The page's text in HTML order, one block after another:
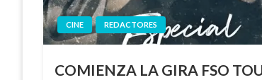
CINE REDACTORES
COMIENZA LA GIRA FSO